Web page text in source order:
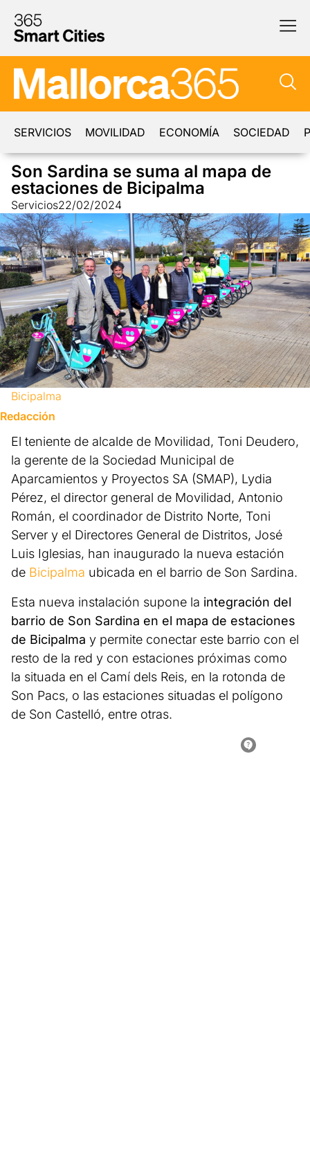
SERVICIOS MOVILIDAD ECONOMÍA SOCIEDAD
Son Sardina se suma al mapa de
estaciones de Bicipalma
Servicios22/02/2024
Bicipalma
Redacción
El teniente de alcalde de Movilidad, Toni Deudero,
la gerente de la Sociedad Municipal de
Aparcamientos y Proyectos SA (SMAP), Lydia
Pérez, el director general de Movilidad, Antonio
Román, el coordinador de Distrito Norte, Toni
Server y el Directores General de Distritos, José
Luis Iglesias, han inaugurado la nueva estación
de Bicipalma ubicada en el barrio de Son Sardina.
Esta nueva instalación supone la integración del
barrio de Son Sardina en el mapa de estaciones
de Bicipalma y permite conectar este barrio con el
resto de la red y con estaciones próximas como
la situada en el Camí dels Reis, en la rotonda de
Son Pacs, o las estaciones situadas el polígono
de Son Castelló, entre otras.